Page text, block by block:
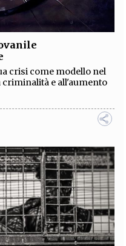
crisi come modello nel
e all'aumento